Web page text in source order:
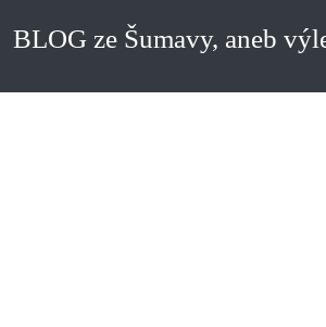
BLOG ze Šumavy, aneb